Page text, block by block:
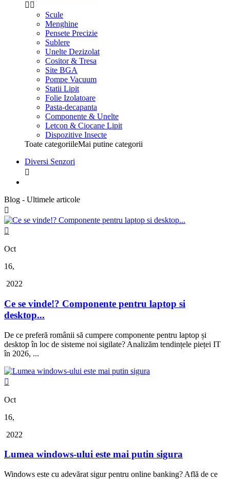
 
Scule
Menghine
Pensete Precizie
Sublere
Unelte Dezizolat
Cositor & Tresa
Site BGA
Pompe Vacuum
Statii Lipit
Folie Izolatoare
Pasta-decapanta
Componente & Unelte
Letcon & Ciocane Lipit
Dispozitive Insecte
Toate categoriileMai putine categorii
Diversi Senzori

Blog - Ultimele articole


Oct
16,
2022
Ce se vinde!? Componente pentru laptop si
desktop...
De ce preferă românii să cumpere componente pentru laptop și
desktop în loc de sisteme noi sigilate? Analizăm tendințele pieței IT
în 2026, ...

Oct
16,
2022
Lumea windows-ului este mai putin sigura
Windows este cu adevărat sigur pentru online banking? Află de ce